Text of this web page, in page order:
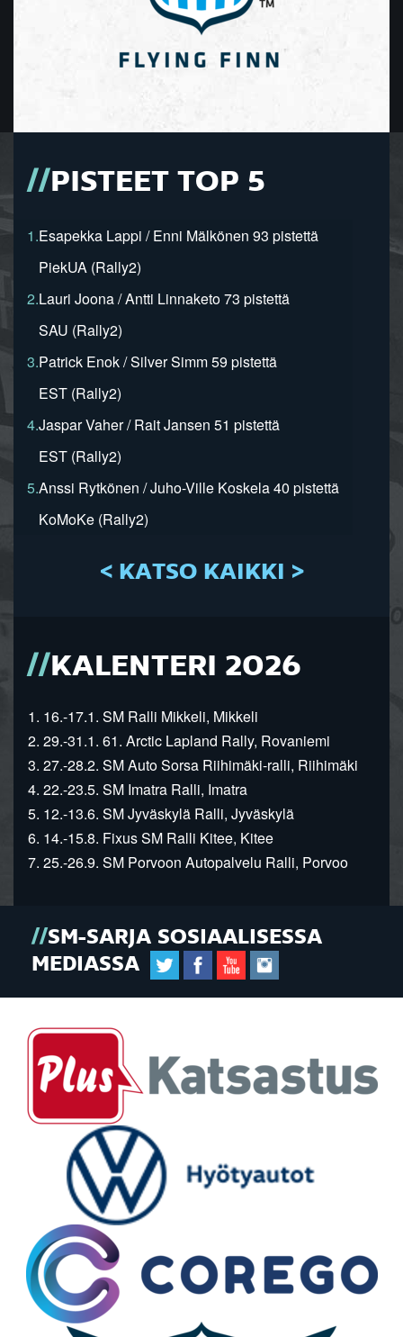
PISTEET TOP 5
1.Esapekka Lappi / Enni Mälkönen 93 pistettä
PiekUA (Rally2)
2.Lauri Joona / Antti Linnaketo 73 pistettä
SAU (Rally2)
3.Patrick Enok / Silver Simm 59 pistettä
EST (Rally2)
4.Jaspar Vaher / Rait Jansen 51 pistettä
EST (Rally2)
5.Anssi Rytkönen / Juho-Ville Koskela 40 pistettä
KoMoKe (Rally2)
< KATSO KAIKKI >
KALENTERI 2026
1. 16.-17.1. SM Ralli Mikkeli, Mikkeli
2. 29.-31.1. 61. Arctic Lapland Rally, Rovaniemi
3. 27.-28.2. SM Auto Sorsa Riihimäki-ralli, Riihimäki
4. 22.-23.5. SM Imatra Ralli, Imatra
5. 12.-13.6. SM Jyväskylä Ralli, Jyväskylä
6. 14.-15.8. Fixus SM Ralli Kitee, Kitee
7. 25.-26.9. SM Porvoon Autopalvelu Ralli, Porvoo
SM-SARJA SOSIAALISESSA
MEDIASSA